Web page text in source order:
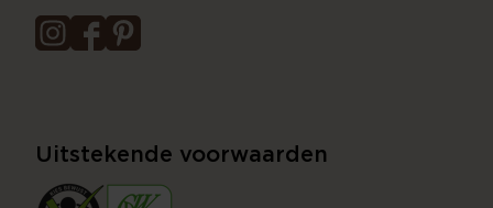
Uitstekende voorwaarden